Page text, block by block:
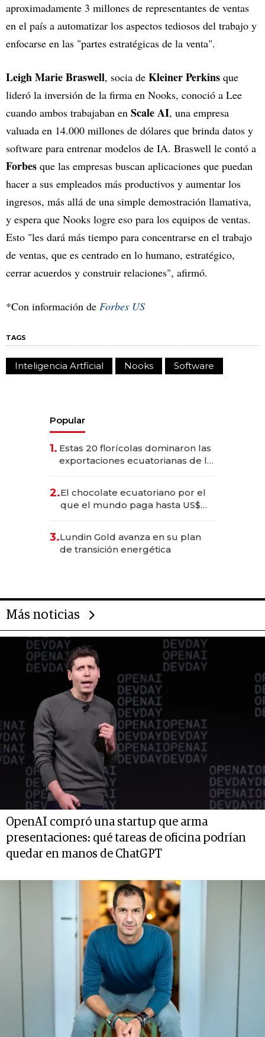
aproximadamente 3 millones de representantes de ventas
en el país a automatizar los aspectos tediosos del trabajo y
enfocarse en las "partes estratégicas de la venta".
Leigh Marie Braswell, socia de Kleiner Perkins que
lideró la inversión de la firma en Nooks, conoció a Lee
cuando ambos trabajaban en Scale AI, una empresa
valuada en 14.000 millones de dólares que brinda datos y
software para entrenar modelos de IA. Braswell le contó a
Forbes que las empresas buscan aplicaciones que puedan
hacer a sus empleados más productivos y aumentar los
ingresos, más allá de una simple demostración llamativa,
y espera que Nooks logre eso para los equipos de ventas.
Esto "les dará más tiempo para concentrarse en el trabajo
de ventas, que es centrado en lo humano, estratégico,
cerrar acuerdos y construir relaciones", afirmó.
*Con información de Forbes US
TAGS
Inteligencia Artficial Nooks Software
Popular
1. Estas 20 florícolas dominaron las
exportaciones ecuatorianas de la
2.El chocolate ecuatoriano por el
que el mundo paga hasta US$
3.Lundin Gold avanza en su plan
de transición energética
Más noticias
OpenAI compró una startup que arma
presentaciones: qué tareas de oficina podrían
quedar en manos de ChatGPT